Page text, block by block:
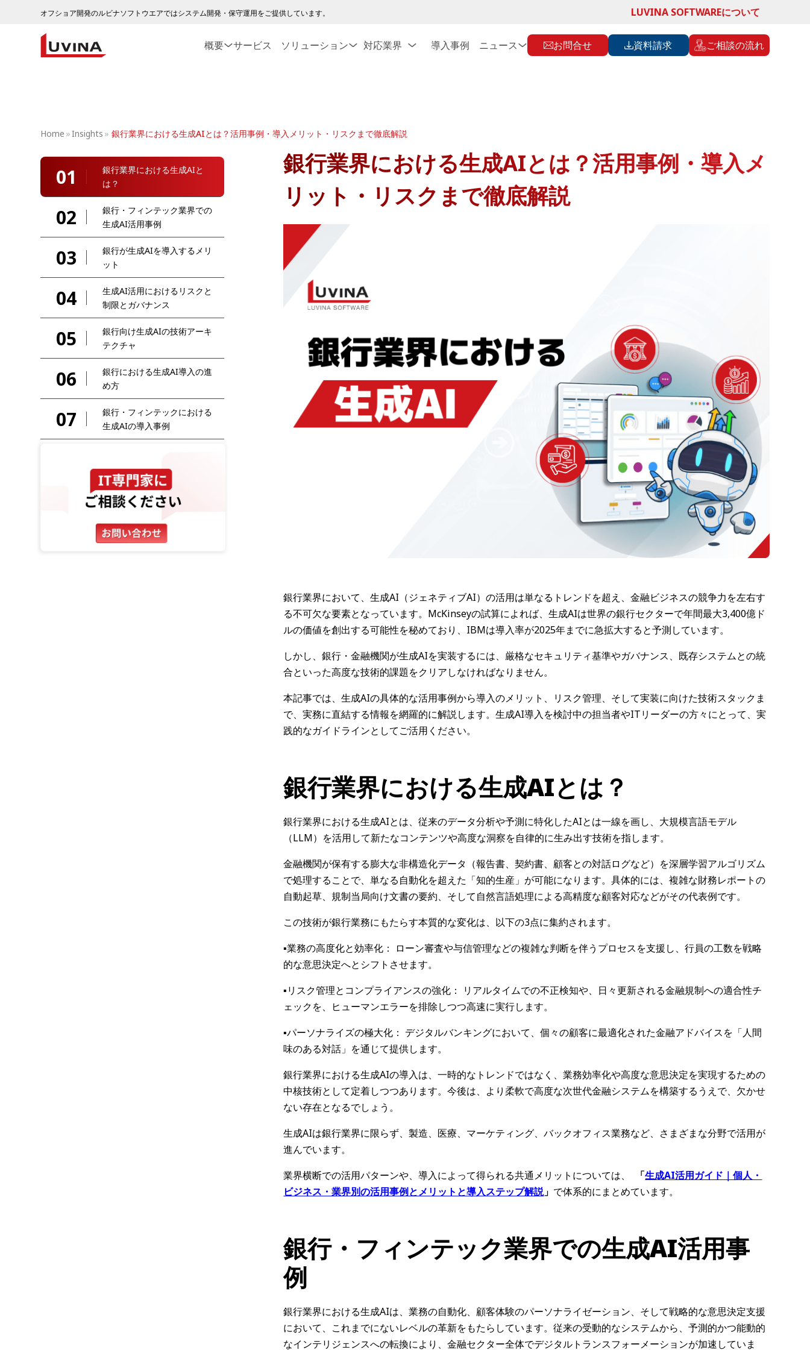
オフショア開発のルビナソフトウエアではシステム開発・保守運用をご提供しています。 LUVINA SOFTWAREについて
概要 サービス ソリューション 対応業界 導入事例 ニュース お問合せ 資料請求 ご相談の流れ
Home »Insights » 銀行業界における生成AIとは？活用事例・導入メリット・リスクまで徹底解説
01
銀行業界における生成AIと
は？
02
銀行・フィンテック業界での
生成AI活用事例
03
銀行が生成AIを導入するメリ
ット
04
生成AI活用におけるリスクと
制限とガバナンス
05
銀行向け生成AIの技術アーキ
テクチャ
06
銀行における生成AI導入の進
め方
07
銀行・フィンテックにおける
生成AIの導入事例
けるAIの将来展望
よくある質問
銀行業界における生成AIとは？活用事例・導入メ
リット・リスクまで徹底解説
銀行業界において、生成AI（ジェネティブAI）の活用は単なるトレンドを超え、金融ビジネスの競争力を左右す
る不可欠な要素となっています。McKinseyの試算によれば、生成AIは世界の銀行セクターで年間最大3,400億ド
ルの価値を創出する可能性を秘めており、IBMは導入率が2025年までに急拡大すると予測しています。
しかし、銀行・金融機関が生成AIを実装するには、厳格なセキュリティ基準やガバナンス、既存システムとの統
合といった高度な技術的課題をクリアしなければなりません。
本記事では、生成AIの具体的な活用事例から導入のメリット、リスク管理、そして実装に向けた技術スタックま
で、実務に直結する情報を網羅的に解説します。生成AI導入を検討中の担当者やITリーダーの方々にとって、実
践的なガイドラインとしてご活用ください。
銀行業界における生成AIとは？
銀行業界における生成AIとは、従来のデータ分析や予測に特化したAIとは一線を画し、大規模言語モデル
（LLM）を活用して新たなコンテンツや高度な洞察を自律的に生み出す技術を指します。
金融機関が保有する膨大な非構造化データ（報告書、契約書、顧客との対話ログなど）を深層学習アルゴリズム
で処理することで、単なる自動化を超えた「知的生産」が可能になります。具体的には、複雑な財務レポートの
自動起草、規制当局向け文書の要約、そして自然言語処理による高精度な顧客対応などがその代表例です。
この技術が銀行業務にもたらす本質的な変化は、以下の3点に集約されます。
▪️業務の高度化と効率化： ローン審査や与信管理などの複雑な判断を伴うプロセスを支援し、行員の工数を戦略
的な意思決定へとシフトさせます。
▪️リスク管理とコンプライアンスの強化： リアルタイムでの不正検知や、日々更新される金融規制への適合性チ
ェックを、ヒューマンエラーを排除しつつ高速に実行します。
▪️パーソナライズの極大化： デジタルバンキングにおいて、個々の顧客に最適化された金融アドバイスを「人間
味のある対話」を通じて提供します。
銀行業界における生成AIの導入は、一時的なトレンドではなく、業務効率化や高度な意思決定を実現するための
中核技術として定着しつつあります。今後は、より柔軟で高度な次世代金融システムを構築するうえで、欠かせ
ない存在となるでしょう。
生成AIは銀行業界に限らず、製造、医療、マーケティング、バックオフィス業務など、さまざまな分野で活用が
進んでいます。
業界横断での活用パターンや、導入によって得られる共通メリットについては、
「生成AI活用ガイド｜個人・
ビジネス・業界別の活用事例とメリットと導入ステップ解説」 で体系的にまとめています。
銀行・フィンテック業界での生成AI活用事
例
銀行業界における生成AIは、業務の自動化、顧客体験のパーソナライゼーション、そして戦略的な意思決定支援
において、これまでにないレベルの革新をもたらしています。従来の受動的なシステムから、予測的かつ能動的
なインテリジェンスへの転換により、金融セクター全体でデジタルトランスフォーメーションが加速していま